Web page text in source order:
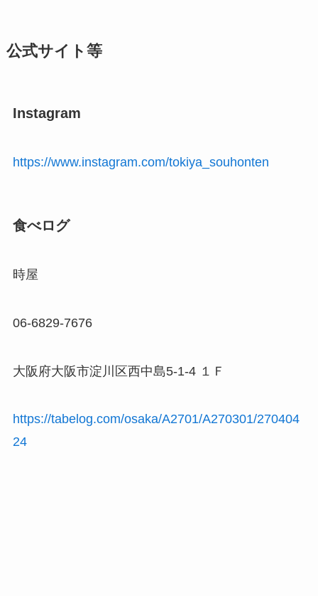
公式サイト等
Instagram
https://www.instagram.com/tokiya_souhonten
食べログ
時屋
06-6829-7676
大阪府大阪市淀川区西中島5-1-4 １Ｆ
https://tabelog.com/osaka/A2701/A270301/270404
24